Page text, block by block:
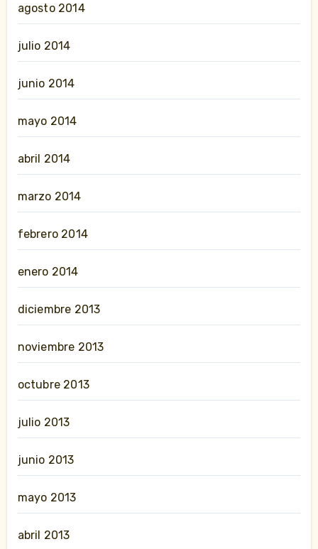
agosto 2014
julio 2014
junio 2014
mayo 2014
abril 2014
marzo 2014
febrero 2014
enero 2014
diciembre 2013
noviembre 2013
octubre 2013
julio 2013
junio 2013
mayo 2013
abril 2013